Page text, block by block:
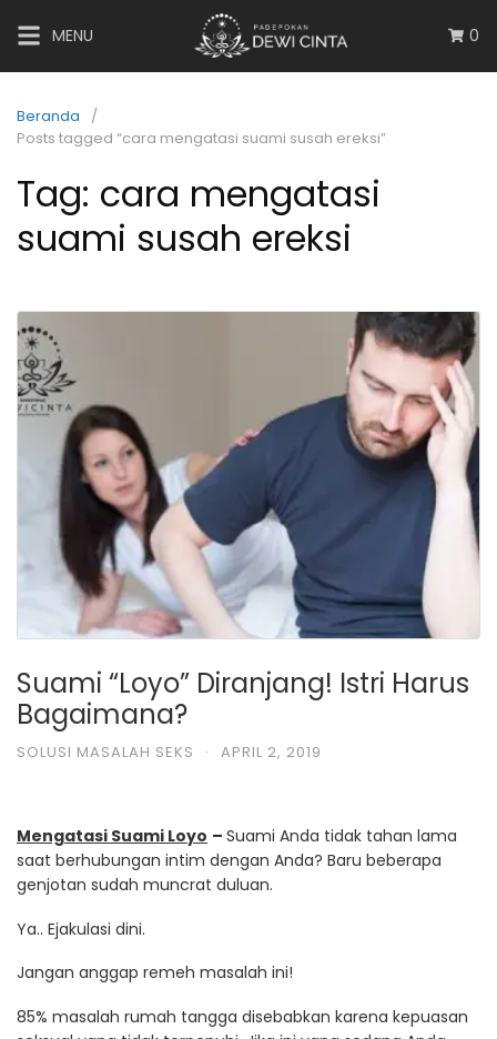
MENU 0
Beranda
Posts tagged “cara mengatasi suami susah ereksi”
Tag: cara mengatasi
suami susah ereksi
Suami “Loyo” Diranjang! Istri Harus
Bagaimana?
SOLUSI MASALAH SEKS · APRIL 2, 2019
Mengatasi Suami Loyo – Suami Anda tidak tahan lama
saat berhubungan intim dengan Anda? Baru beberapa
genjotan sudah muncrat duluan.
Ya.. Ejakulasi dini.
Jangan anggap remeh masalah ini!
85% masalah rumah tangga disebabkan karena kepuasan